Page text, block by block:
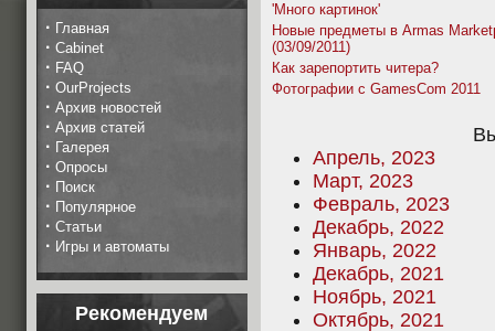
· Главная
· Cabinet
· FAQ
· OurProjects
· Архив новостей
· Архив статей
· Галерея
· Опросы
· Поиск
· Популярное
· Статьи
· Игры и автоматы
Рекомендуем
'Много картинок'
Новые предметы в Armas
(03/09/2011)
Как зарепортить читера?
Фотографии с GamesCom 2011
Апрель, 2023
Март, 2023
Февраль, 2023
Декабрь, 2022
Январь, 2022
Декабрь, 2021
Ноябрь, 2021
Октябрь, 2021